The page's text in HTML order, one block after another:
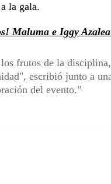
la gala.
Maluma e Iggy
frutos de la
escribió junto a
del evento.